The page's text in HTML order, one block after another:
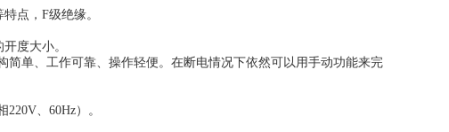
点，F级绝缘。
度大小。
单、工作可靠、操作轻便。在断电情况下依然可以用手动功能来完
、60Hz）。